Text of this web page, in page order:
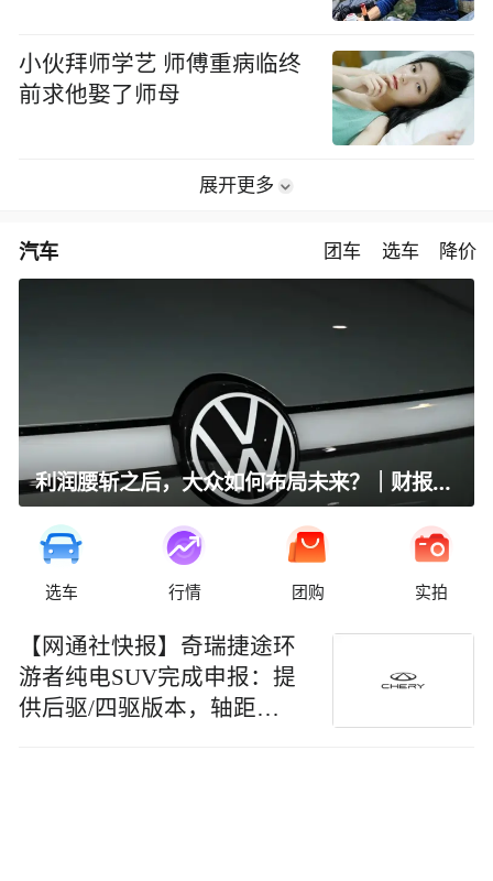
小伙拜师学艺 师傅重病临终
前求他娶了师母
展开更多
汽车 团车 选车 降价
利润腰斩之后，大众如何布局未来？｜财报全视角
选车 行情 团购 实拍
【网通社快报】奇瑞捷途环
游者纯电SUV完成申报：提
供后驱/四驱版本，轴距